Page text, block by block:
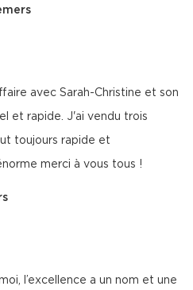
avec Sarah-Christine et son
et rapide. J'ai vendu trois
toujours rapide et
merci à vous tous !
l’excellence a un nom et une